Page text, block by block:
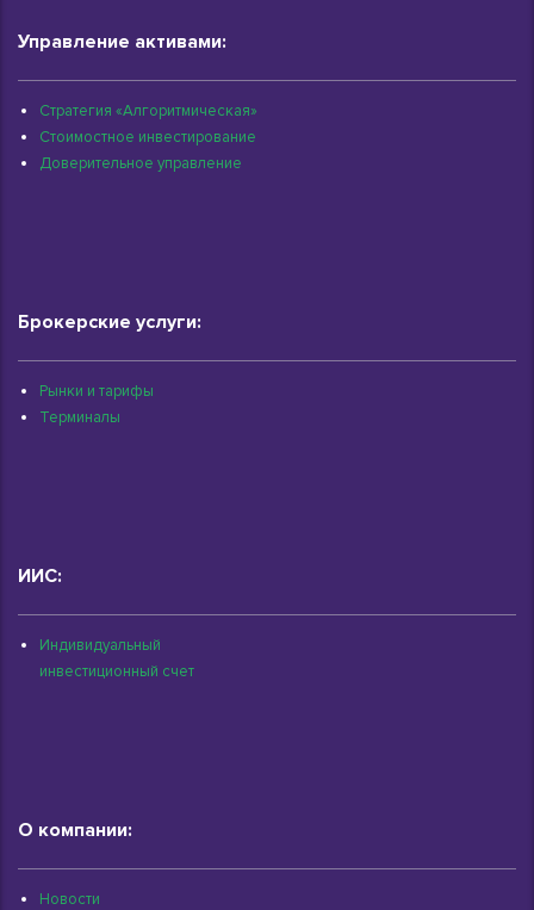
Управление активами:
Стратегия «Алгоритмическая»
Стоимостное инвестирование
Доверительное управление
Брокерские услуги:
Рынки и тарифы
Терминалы
ИИС:
Индивидуальный
инвестиционный счет
О компании:
Новости